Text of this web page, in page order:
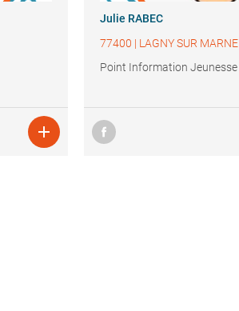

Julie RABEC
77400 | LAGNY SUR MARNE
Point Information Jeunesse